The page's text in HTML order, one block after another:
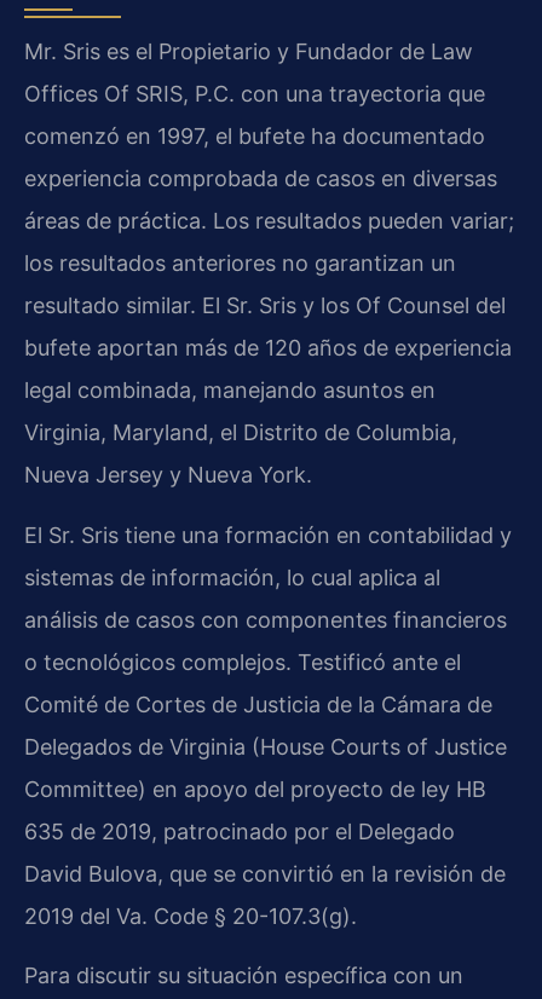
Mr. Sris es el Propietario y Fundador de Law
Offices Of SRIS, P.C. con una trayectoria que
comenzó en 1997, el bufete ha documentado
experiencia comprobada de casos en diversas
áreas de práctica. Los resultados pueden variar;
los resultados anteriores no garantizan un
resultado similar. El Sr. Sris y los Of Counsel del
bufete aportan más de 120 años de experiencia
legal combinada, manejando asuntos en
Virginia, Maryland, el Distrito de Columbia,
Nueva Jersey y Nueva York.
El Sr. Sris tiene una formación en contabilidad y
sistemas de información, lo cual aplica al
análisis de casos con componentes financieros
o tecnológicos complejos. Testificó ante el
Comité de Cortes de Justicia de la Cámara de
Delegados de Virginia (House Courts of Justice
Committee) en apoyo del proyecto de ley HB
635 de 2019, patrocinado por el Delegado
David Bulova, que se convirtió en la revisión de
2019 del Va. Code § 20-107.3(g).
Para discutir su situación específica con un